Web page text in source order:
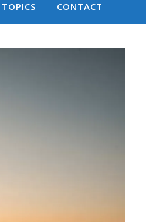
TOPICS CONTACT